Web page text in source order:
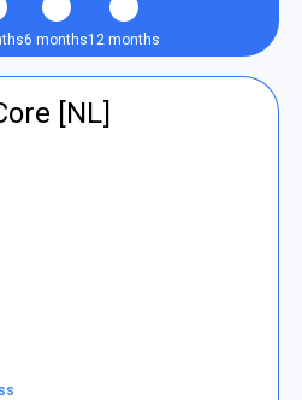
6 months12 months
[NL]